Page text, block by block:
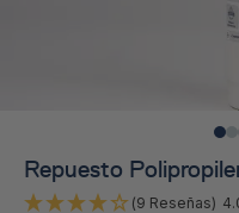
Repuesto
(9 Reseñas)